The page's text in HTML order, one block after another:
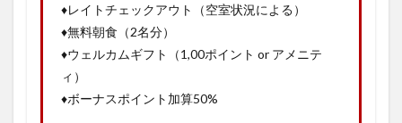
♦レイトチェックアウト（空室状況による）
♦無料朝食（2名分）
♦ウェルカムギフト（1,00ポイント or アメニテ
ィ）
♦ボーナスポイント加算50%